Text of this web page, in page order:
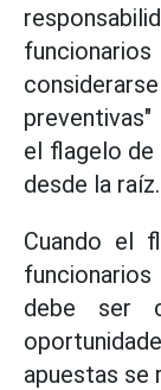
el flagelo de
desde la raíz.
Cuando el
debe ser
apuestas se